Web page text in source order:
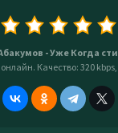
- Уже Когда
Качество: 320